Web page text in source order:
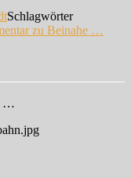
Schlagwörter
zu Beinahe …
…